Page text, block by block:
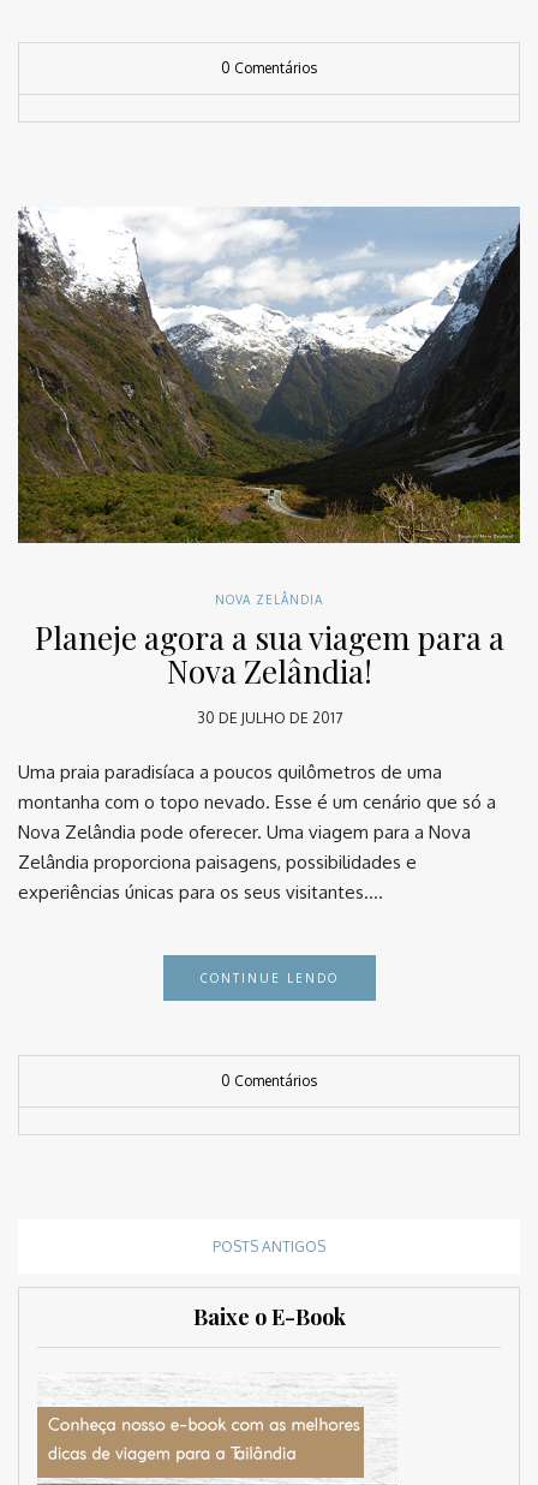
0 Comentários
NOVA ZELÂNDIA
Planeje agora a sua viagem para a
Nova Zelândia!
30 DE JULHO DE 2017
Uma praia paradisíaca a poucos quilômetros de uma
montanha com o topo nevado. Esse é um cenário que só a
Nova Zelândia pode oferecer. Uma viagem para a Nova
Zelândia proporciona paisagens, possibilidades e
experiências únicas para os seus visitantes….
CONTINUE LENDO
0 Comentários
POSTS ANTIGOS
Baixe o E-Book